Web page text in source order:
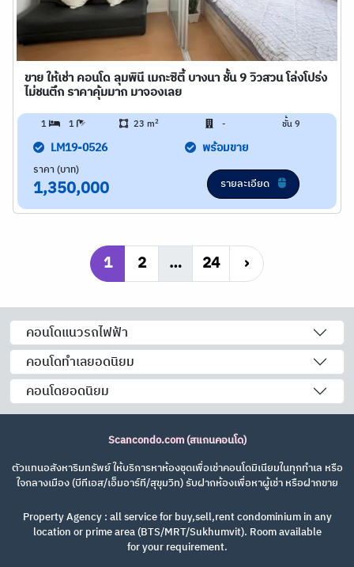
ขาย ให้เช่า คอนโด ลุมพินี เมกะซิตี้ บางนา ชั้น 9 วิวสวน โล่งโปร่ง
ไม่ชนตึก ราคาคุ้มมาก มาจองเลย
1 1 23 m2 - ชั้น 9
LM19-0526 พร้อมขาย
ราคา (บาท)
1,350,000 รายละเอียด
1 2 … 24 ›
คอนโดแนวรถไฟฟ้า
คอนโดทำเลยอดนิยม
คอนโดยอดนิยม
Scancondo.com (สแกนคอนโด)
ตัวแทนอสังหาริมทรัพย์ ให้บริการหาห้องชุดเพื่อเช่าคอนโดมิเนียมในทุกทำเล หรือ
ใจกลางเมือง (บีทีเอส/เอ็มอาร์ที/สุขุมวิท) รับฝากห้องเพื่อหาผู้เช่า หรือฝากขาย
Property Agency : all service for buy,sell,rent condominium in any
location or prime area (BTS/MRT/Sukhumvit). Room available
for your requirement.